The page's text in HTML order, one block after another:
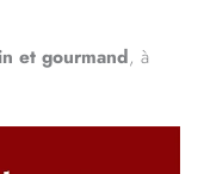
et gourmand, à